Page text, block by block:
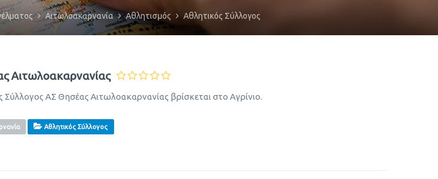
Αιτωλοακαρνανία Αθλητισμός Αθλητικός Σύλλογος
Αιτωλοακαρνανίας
Σύλλογος ΑΣ Θησέας Αιτωλοακαρνανίας βρίσκεται στο Αγρίνιο.
Αθλητικός Σύλλογος